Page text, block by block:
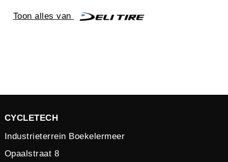
Toon alles van
CYCLETECH
Industrieterrein Boekelermeer
Opaalstraat 8